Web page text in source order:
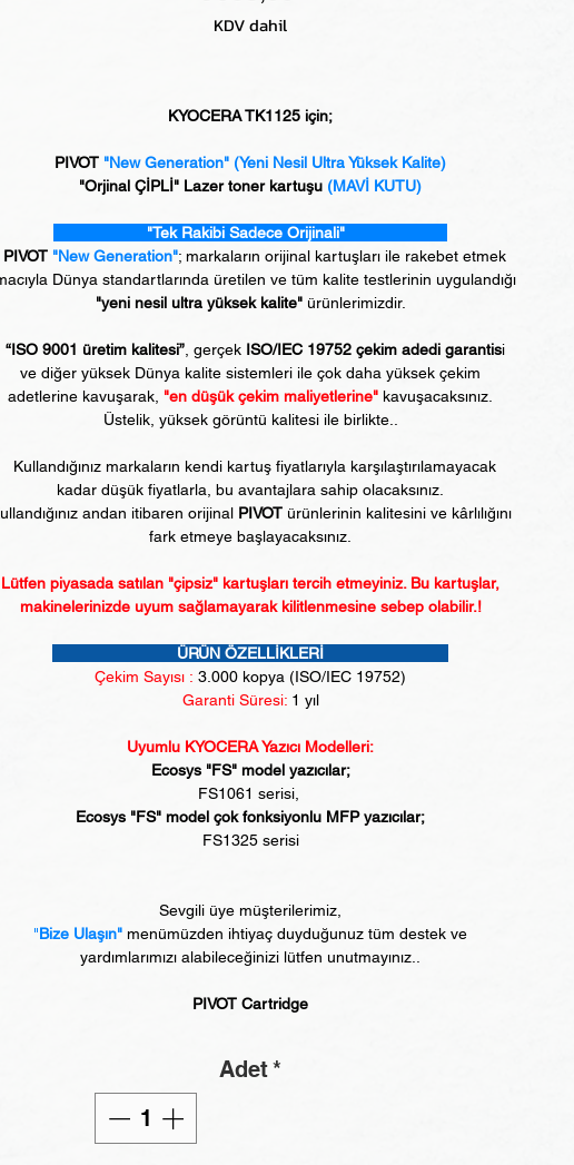
KDV dahil
KYOCERA TK1125 için;
PIVOT "New Generation" (Yeni Nesil Ultra Yüksek Kalite)
"Orjinal ÇİPLİ" Lazer toner kartuşu (MAVİ KUTU)
"Tek Rakibi Sadece Orijinali"
PIVOT "New Generation"; markaların orijinal kartuşları ile rakebet etmek
Dünya standartlarında üretilen ve tüm kalite testlerinin uygulandığı
"yeni nesil ultra yüksek kalite"ürünlerimizdir.
“ISO 9001 üretim kalitesi”, gerçekISO/IEC 19752 çekim adedi garantisi
ve diğer yüksek Dünya kalite sistemleri ile çok daha yüksek çekim
adetlerine kavuşarak, "en düşük çekim maliyetlerine" kavuşacaksınız.
Üstelik, yüksek görüntü kalitesi ile birlikte..
Kullandığınız markaların kendi kartuş fiyatlarıyla karşılaştırılamayacak
kadar düşük fiyatlarla, bu avantajlara sahip olacaksınız.
andan itibaren orijinal PIVOTürünlerinin kalitesini ve kârlılığını
fark etmeye başlayacaksınız.
Lütfen piyasada satılan "çipsiz" kartuşları tercih etmeyiniz. Bu kartuşlar,
makinelerinizde uyum sağlamayarak kilitlenmesine sebep olabilir.!
ÜRÜN ÖZELLİKLERİ
Çekim Sayısı : 3 .000 kopya (ISO/IEC 19752)
Garanti Süresi:1 yıl
Uyumlu KYOCERA Yazıcı Modelleri:
Ecosys "FS" model yazıcılar;
FS1061 serisi,
Ecosys "FS" model çok fonksiyonlu MFP yazıcılar;
FS1325 serisi
Sevgili üye müşterilerimiz,
"Bize Ulaşın" menümüzden ihtiyaç duyduğunuz tüm destek ve
yardımlarımızı alabileceğinizi lütfen unutmayınız..
PIVOT Cartridge
Adet*